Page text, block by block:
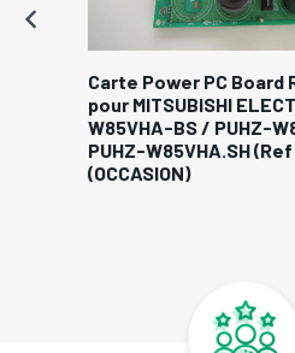
Carte Power PC Board
pour MITSUBISHI
W85VHA-BS / PUHZ-
PUHZ-W85VHA.SH
(OCCASION)